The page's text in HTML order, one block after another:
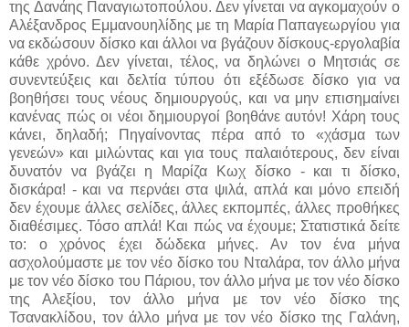
της Δανάης Παναγιωτοπούλου. Δεν γίνεται να αγκομαχούν ο
Αλέξανδρος Εμμανουηλίδης με τη Μαρία Παπαγεωργίου για
να εκδώσουν δίσκο και άλλοι να βγάζουν δίσκους-εργολαβία
κάθε χρόνο. Δεν γίνεται, τέλος, να δηλώνει ο Μητσιάς σε
συνεντεύξεις και δελτία τύπου ότι εξέδωσε δίσκο για να
βοηθήσει τους νέους δημιουργούς, και να μην επισημαίνει
κανένας πώς οι νέοι δημιουργοί βοηθάνε αυτόν! Χάρη τους
κάνει, δηλαδή; Πηγαίνοντας πέρα από το «χάσμα των
γενεών» και μιλώντας και για τους παλαιότερους, δεν είναι
δυνατόν να βγάζει η Μαρίζα Κωχ δίσκο - και τι δίσκο,
δισκάρα! - και να περνάει στα ψιλά, απλά και μόνο επειδή
δεν έχουμε άλλες σελίδες, άλλες εκπομπές, άλλες προθήκες
διαθέσιμες. Τόσο απλά! Και πώς να έχουμε; Στατιστικά δείτε
το: ο χρόνος έχει δώδεκα μήνες. Αν τον ένα μήνα
ασχολούμαστε με τον νέο δίσκο του Νταλάρα, τον άλλο μήνα
με τον νέο δίσκο του Πάριου, τον άλλο μήνα με τον νέο δίσκο
της Αλεξίου, τον άλλο μήνα με τον νέο δίσκο της
Τσανακλίδου, τον άλλο μήνα με τον νέο δίσκο της Γαλάνη,